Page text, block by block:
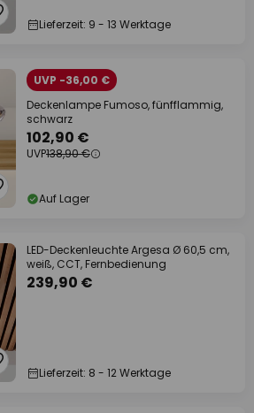
Lieferzeit: 9 - 13 Werktage
UVP -36,00 €
Deckenlampe Fumoso, fünfflammig,
schwarz
102,90 €
UVP138,90 €
Auf Lager
LED-Deckenleuchte Argesa Ø 60,5 cm,
weiß, CCT, Fernbedienung
239,90 €
Lieferzeit: 8 - 12 Werktage